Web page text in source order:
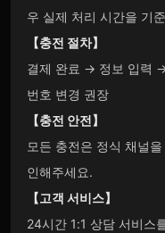
우 실제 처리 시간을 기
【충전 절차】
결제 완료 → 정보 입력
번호 변경 권장
【충전 안전】
모든 충전은 정식 채널
인해주세요.
【고객 서비스】
24시간 1:1 상담 서비스